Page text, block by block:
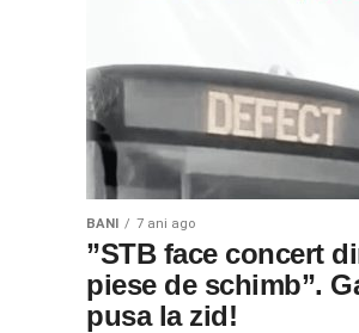
BANI 7 ani ago
”STB face concert
piese de schimb”.
pusa la zid!